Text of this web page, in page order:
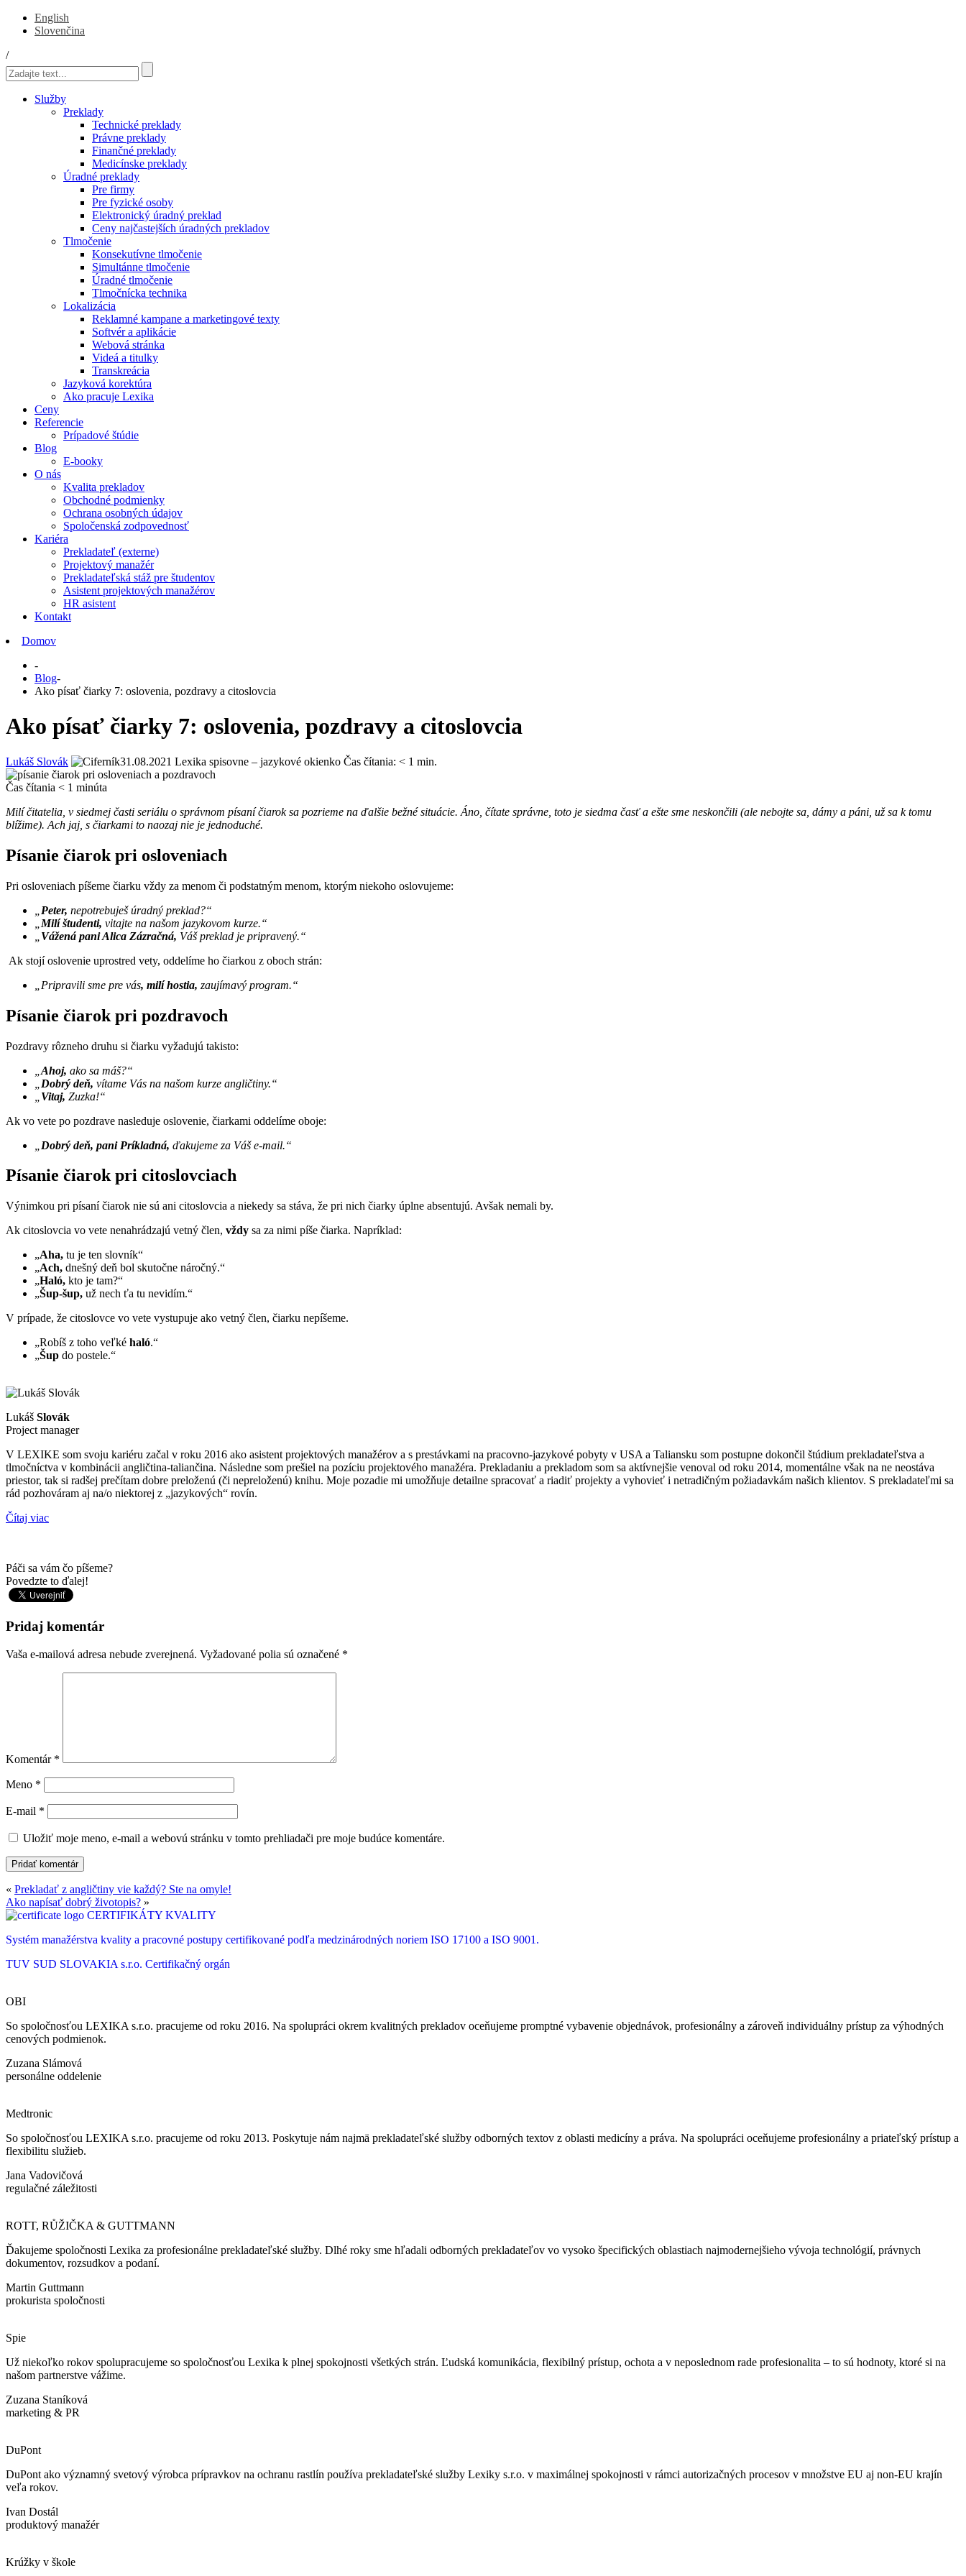
English
Slovenčina
/
Služby
Preklady
Technické preklady
Právne preklady
Finančné preklady
Medicínske preklady
Úradné preklady
Pre firmy
Pre fyzické osoby
Elektronický úradný preklad
Ceny najčastejších úradných prekladov
Tlmočenie
Konsekutívne tlmočenie
Simultánne tlmočenie
Úradné tlmočenie
Tlmočnícka technika
Lokalizácia
Reklamné kampane a marketingové texty
Softvér a aplikácie
Webová stránka
Videá a titulky
Transkreácia
Jazyková korektúra
Ako pracuje Lexika
Ceny
Referencie
Prípadové štúdie
Blog
E-booky
O nás
Kvalita prekladov
Obchodné podmienky
Ochrana osobných údajov
Spoločenská zodpovednosť
Kariéra
Prekladateľ (externe)
Projektový manažér
Prekladateľská stáž pre študentov
Asistent projektových manažérov
HR asistent
Kontakt
Domov
-
Blog-
Ako písať čiarky 7: oslovenia, pozdravy a citoslovcia
Ako písať čiarky 7: oslovenia, pozdravy a citoslovcia
Lukáš Slovák 31.08.2021 Lexika spisovne – jazykové okienko Čas čítania: < 1 min.
Čas čítania < 1 minúta
Milí čitatelia, v siedmej časti seriálu o správnom písaní čiarok sa pozrieme na ďalšie bežné situácie. Áno, čítate správne, toto je siedma časť a ešte sme neskončili (ale nebojte sa, dámy a páni, už sa k tomu
blížime). Ach jaj, s čiarkami to naozaj nie je jednoduché.
Písanie čiarok pri osloveniach
Pri osloveniach píšeme čiarku vždy za menom či podstatným menom, ktorým niekoho oslovujeme:
Peter, nepotrebuješ úradný preklad?“
Milí študenti, vitajte na našom jazykovom kurze.“
Vážená pani Alica Zázračná, Váš preklad je pripravený.“
Ak stojí oslovenie uprostred vety, oddelíme ho čiarkou z oboch strán:
„Pripravili sme pre vás, milí hostia, zaujímavý program.“
Písanie čiarok pri pozdravoch
Pozdravy rôzneho druhu si čiarku vyžadujú takisto:
Ahoj, ako sa máš?“
Dobrý deň, vítame Vás na našom kurze angličtiny.“
Vitaj, Zuzka!“
Ak vo vete po pozdrave nasleduje oslovenie, čiarkami oddelíme oboje:
Dobrý deň, pani Príkladná, ďakujeme za Váš e-mail.“
Písanie čiarok pri citoslovciach
Výnimkou pri písaní čiarok nie sú ani citoslovcia a niekedy sa stáva, že pri nich čiarky úplne absentujú. Avšak nemali by.
Ak citoslovcia vo vete nenahrádzajú vetný člen, vždy sa za nimi píše čiarka. Napríklad:
„Aha, tu je ten slovník“
„Ach, dnešný deň bol skutočne náročný.“
„Haló, kto je tam?“
„Šup-šup, už nech ťa tu nevidím.“
V prípade, že citoslovce vo vete vystupuje ako vetný člen, čiarku nepíšeme.
„Robíš z toho veľké haló.“
„Šup do postele.“
Lukáš Slovák
Project manager
V LEXIKE som svoju kariéru začal v roku 2016 ako asistent projektových manažérov a s prestávkami na pracovno-jazykové pobyty v USA a Taliansku som postupne dokončil štúdium prekladateľstva a
tlmočníctva v kombinácii angličtina-taliančina. Následne som prešiel na pozíciu projektového manažéra. Prekladaniu a prekladom som sa aktívnejšie venoval od roku 2014, momentálne však na ne neostáva
priestor, tak si radšej prečítam dobre preloženú (či nepreloženú) knihu. Moje pozadie mi umožňuje detailne spracovať a riadiť projekty a vyhovieť i netradičným požiadavkám našich klientov. S prekladateľmi sa
rád pozhováram aj na/o niektorej z „jazykových“ rovín.
Čítaj viac
Páči sa vám čo píšeme?
Povedzte to ďalej!
Pridaj komentár
Vaša e-mailová adresa nebude zverejnená. Vyžadované polia sú označené *
Komentár *
Meno *
E-mail *
Uložiť moje meno, e-mail a webovú stránku v tomto prehliadači pre moje budúce komentáre.
« Prekladať z angličtiny vie každý? Ste na omyle!
Ako napísať dobrý životopis? »
CERTIFIKÁTY KVALITY
Systém manažérstva kvality a pracovné postupy certifikované podľa medzinárodných noriem ISO 17100 a ISO 9001.
TUV SUD SLOVAKIA s.r.o. Certifikačný orgán
OBI
So spoločnosťou LEXIKA s.r.o. pracujeme od roku 2016. Na spolupráci okrem kvalitných prekladov oceňujeme promptné vybavenie objednávok, profesionálny a zároveň individuálny prístup za výhodných
cenových podmienok.
Zuzana Slámová
personálne oddelenie
Medtronic
So spoločnosťou LEXIKA s.r.o. pracujeme od roku 2013. Poskytuje nám najmä prekladateľské služby odborných textov z oblasti medicíny a práva. Na spolupráci oceňujeme profesionálny a priateľský prístup a
flexibilitu služieb.
Jana Vadovičová
regulačné záležitosti
ROTT, RŮŽIČKA & GUTTMANN
Ďakujeme spoločnosti Lexika za profesionálne prekladateľské služby. Dlhé roky sme hľadali odborných prekladateľov vo vysoko špecifických oblastiach najmodernejšieho vývoja technológií, právnych
dokumentov, rozsudkov a podaní.
Martin Guttmann
prokurista spoločnosti
Spie
Už niekoľko rokov spolupracujeme so spoločnosťou Lexika k plnej spokojnosti všetkých strán. Ľudská komunikácia, flexibilný prístup, ochota a v neposlednom rade profesionalita – to sú hodnoty, ktoré si na
našom partnerstve vážime.
Zuzana Staníková
marketing & PR
DuPont
DuPont ako významný svetový výrobca prípravkov na ochranu rastlín používa prekladateľské služby Lexiky s.r.o. v maximálnej spokojnosti v rámci autorizačných procesov v množstve EU aj non-EU krajín
veľa rokov.
Ivan Dostál
produktový manažér
Krúžky v škole